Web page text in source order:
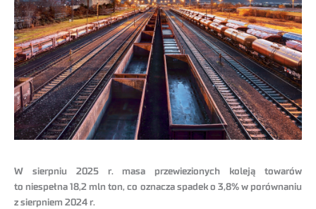
W sierpniu 2025 r. masa przewiezionych koleją towarów
to niespełna 18,2 mln ton, co oznacza spadek o 3,8% w porównaniu
z sierpniem 2024 r.